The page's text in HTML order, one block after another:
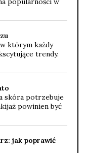
którym każdy
trendy.
skóra potrzebuje
powinien być
jak poprawić